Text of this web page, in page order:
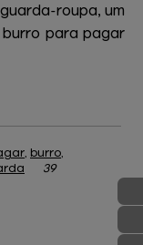
roupa, um
burro para pagar
, burro,
39